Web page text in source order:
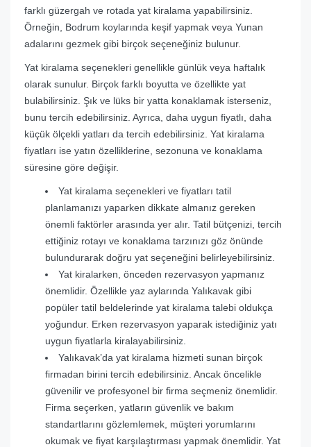
farklı güzergah ve rotada yat kiralama yapabilirsiniz.
Örneğin, Bodrum koylarında keşif yapmak veya Yunan
adalarını gezmek gibi birçok seçeneğiniz bulunur.
Yat kiralama seçenekleri genellikle günlük veya haftalık
olarak sunulur. Birçok farklı boyutta ve özellikte yat
bulabilirsiniz. Şık ve lüks bir yatta konaklamak isterseniz,
bunu tercih edebilirsiniz. Ayrıca, daha uygun fiyatlı, daha
küçük ölçekli yatları da tercih edebilirsiniz. Yat kiralama
fiyatları ise yatın özelliklerine, sezonuna ve konaklama
süresine göre değişir.
Yat kiralama seçenekleri ve fiyatları tatil
planlamanızı yaparken dikkate almanız gereken
önemli faktörler arasında yer alır. Tatil bütçenizi, tercih
ettiğiniz rotayı ve konaklama tarzınızı göz önünde
bulundurarak doğru yat seçeneğini belirleyebilirsiniz.
Yat kiralarken, önceden rezervasyon yapmanız
önemlidir. Özellikle yaz aylarında Yalıkavak gibi
popüler tatil beldelerinde yat kiralama talebi oldukça
yoğundur. Erken rezervasyon yaparak istediğiniz yatı
uygun fiyatlarla kiralayabilirsiniz.
Yalıkavak’da yat kiralama hizmeti sunan birçok
firmadan birini tercih edebilirsiniz. Ancak öncelikle
güvenilir ve profesyonel bir firma seçmeniz önemlidir.
Firma seçerken, yatların güvenlik ve bakım
standartlarını gözlemlemek, müşteri yorumlarını
okumak ve fiyat karşılaştırması yapmak önemlidir. Yat